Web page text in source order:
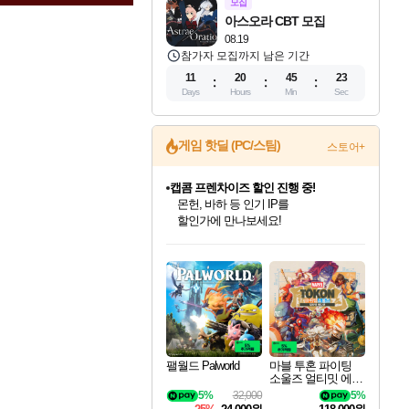
모집
08.19
아스오라 CBT 모집
참가자 모집까지 남은 기간
11
Days
20
Hours
45
Min
22
Sec
게임 핫딜 (PC/스팀) 스토어+
최대 90% 할인가를 만나보세요!
네이버혜택과 함께 만나보세요!
50%할인&추가 적립까지!
네이버 포인트 혜택까지!
이니&베니 혜택까지!
네이버 혜택가와 함께 예약하세요!
할인&네이버혜택으로 만나보세요!
네이버페이 혜택과 만나보세요!
40주년 프로모션으로 만나보세요!
캡콤 프렌차이즈 할인 진행 중!
몬헌, 바하 등 인기 IP를
할인가에 만나보세요!
일부 에디션 상시 할인!
혜택으로 예약 판매 중
편안하게 충전하세요
팰월드 Palworld
32,000
5%
마블 투혼 파이팅
소울즈 얼티밋 에디
션 MARVEL Tokon
Fighting Souls Ultima
5%